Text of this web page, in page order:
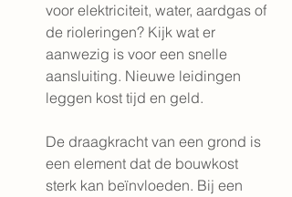
voor elektriciteit, water, aardgas of
de rioleringen? Kijk wat er
aanwezig is voor een snelle
aansluiting. Nieuwe leidingen
leggen kost tijd en geld.
De draagkracht van een grond is
een element dat de bouwkost
sterk kan beïnvloeden. Bij een